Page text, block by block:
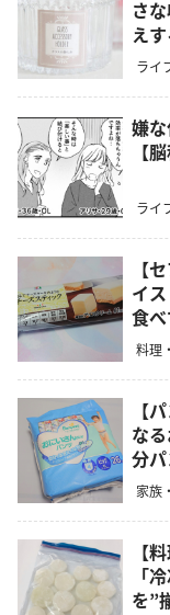
さ
え
ライ
嫌
【
ライ
【
イ
食べ
料理
【
な
分
家族
【
「
を”